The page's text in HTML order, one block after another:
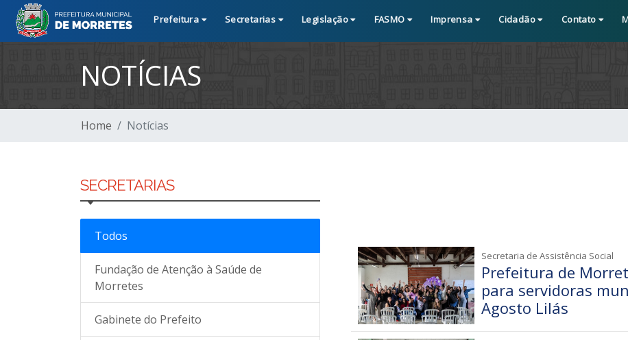
Prefeitura Secretarias Legislação FASMO Imprensa Cidadão Contato
NOTÍCIAS
Home Notícias
SECRETARIAS
Todos
Fundação de Atenção à Saúde de
Morretes
Gabinete do Prefeito
Secretaria de Assistência Social
Prefeitura de
para servidoras
Agosto Lilás